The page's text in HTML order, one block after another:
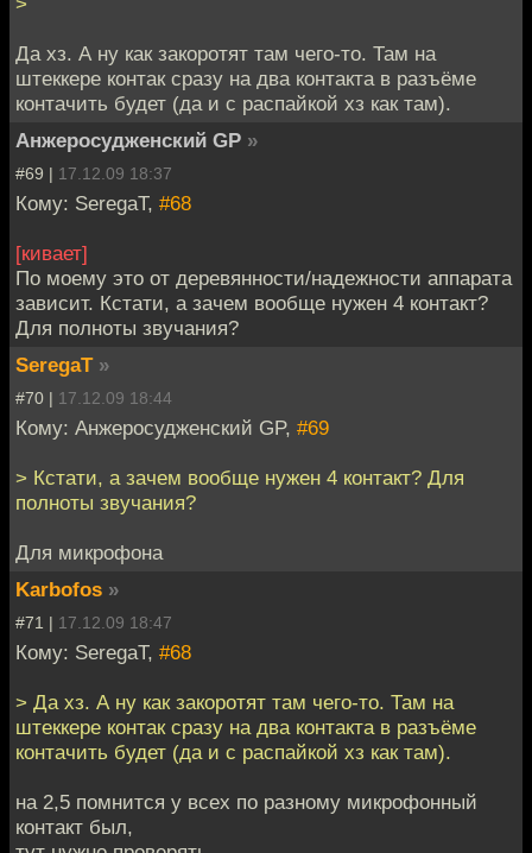
Да хз. А ну как закоротят там чего-то. Там на
штеккере контак сразу на два контакта в разъёме
контачить будет (да и с распайкой хз как там).
Анжеросудженский GP »
#69 | 17.12.09 18:37
Кому: SeregaT, #68
[кивает]
По моему это от деревянности/надежности аппарата
зависит. Кстати, а зачем вообще нужен 4 контакт?
Для полноты звучания?
SeregaT »
#70 | 17.12.09 18:44
Кому: Анжеросудженский GP, #69
> Кстати, а зачем вообще нужен 4 контакт? Для
полноты звучания?
Для микрофона
Karbofos »
#71 | 17.12.09 18:47
Кому: SeregaT, #68
> Да хз. А ну как закоротят там чего-то. Там на
штеккере контак сразу на два контакта в разъёме
контачить будет (да и с распайкой хз как там).
на 2,5 помнится у всех по разному микрофонный
контакт был,